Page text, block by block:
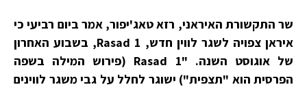
שר התקשורת האיראני, רזא טאג'יפור, אמר ביום רביעי כי
איראן צפויה לשגר לווין חדש, Rasad 1, בשבוע האחרון
של אוגוסט השנה. "Rasad 1 (פירוש המילה בשפה
הפרסית הוא "תצפית") ישוגר לחלל על גבי משגר לווינים